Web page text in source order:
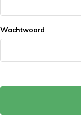
Wachtwoord